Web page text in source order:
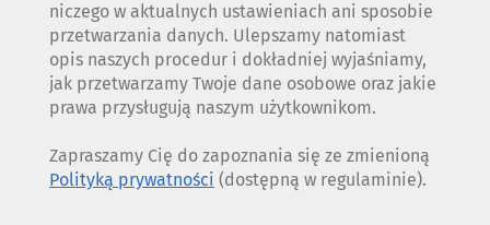
niczego w aktualnych ustawieniach ani sposobie
przetwarzania danych. Ulepszamy natomiast
opis naszych procedur i dokładniej wyjaśniamy,
jak przetwarzamy Twoje dane osobowe oraz jakie
prawa przysługują naszym użytkownikom.
Zapraszamy Cię do zapoznania się ze zmienioną
Polityką prywatności (dostępną w regulaminie).